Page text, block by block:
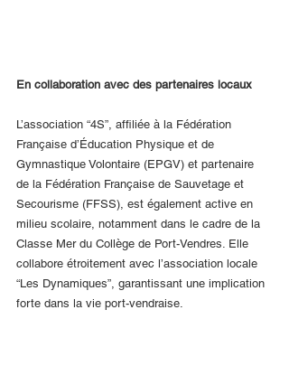
En collaboration avec des partenaires locaux
L’association “4S”, affiliée à la Fédération
Française d’Éducation Physique et de
Gymnastique Volontaire (EPGV) et partenaire
de la Fédération Française de Sauvetage et
Secourisme (FFSS), est également active en
milieu scolaire, notamment dans le cadre de la
Classe Mer du Collège de Port-Vendres. Elle
collabore étroitement avec l’association locale
“Les Dynamiques”, garantissant une implication
forte dans la vie port-vendraise.